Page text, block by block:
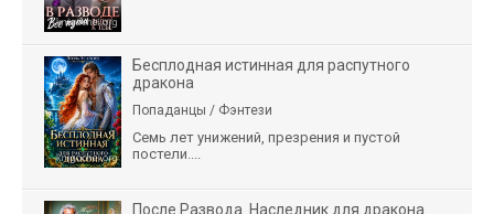
Бесплодная истинная для распутного
дракона
Попаданцы / Фэнтези
Семь лет унижений, презрения и пустой
постели....
После Развода. Наследник для дракона